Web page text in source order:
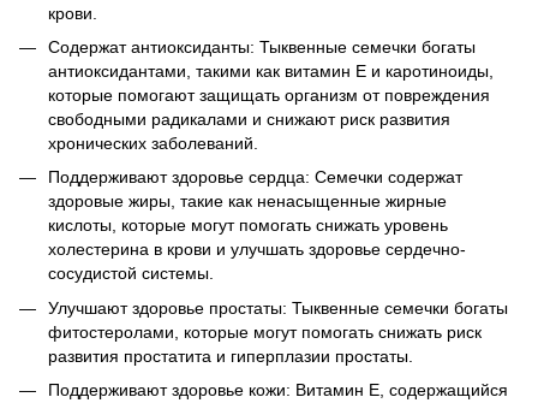
крови.
Содержат антиоксиданты: Тыквенные семечки богаты
антиоксидантами, такими как витамин Е и каротиноиды,
которые помогают защищать организм от повреждения
свободными радикалами и снижают риск развития
хронических заболеваний.
Поддерживают здоровье сердца: Семечки содержат
здоровые жиры, такие как ненасыщенные жирные
кислоты, которые могут помогать снижать уровень
холестерина в крови и улучшать здоровье сердечно-
сосудистой системы.
Улучшают здоровье простаты: Тыквенные семечки богаты
фитостеролами, которые могут помогать снижать риск
развития простатита и гиперплазии простаты.
Поддерживают здоровье кожи: Витамин Е, содержащийся